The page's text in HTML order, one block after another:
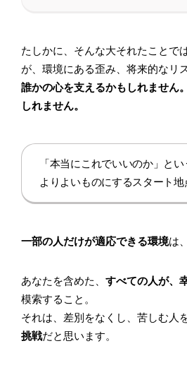
たしかに、そんな大それたことで
が、環境にある歪み、将来的なリ
誰かの心を支えるかもしれません
しれません。
「本当にこれでいいのか」と
よりよいものにするスタート地
一部の人だけが適応できる環境は
あなたを含めた、 すべての人が、
模索すること。
それは、差別をなくし、苦しむ人
挑戦だと思います。